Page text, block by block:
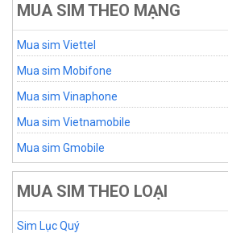
MUA SIM THEO MẠNG
Mua sim Viettel
Mua sim Mobifone
Mua sim Vinaphone
Mua sim Vietnamobile
Mua sim Gmobile
MUA SIM THEO LOẠI
Sim Lục Quý